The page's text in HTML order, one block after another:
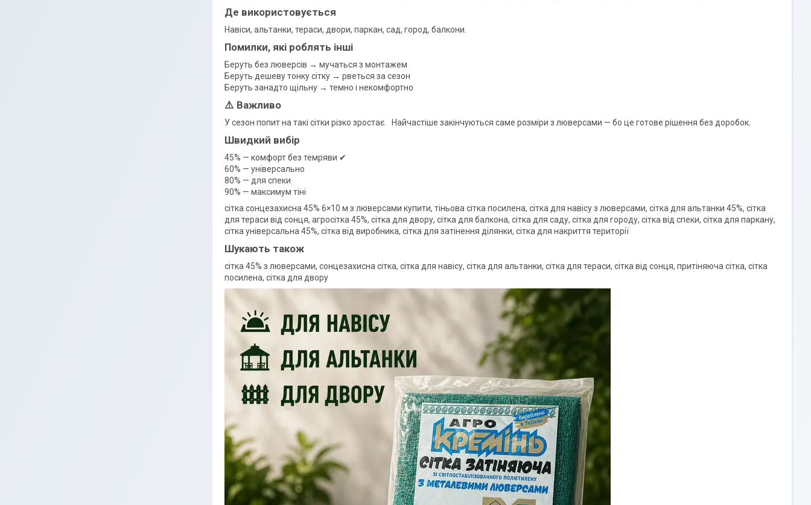
Де використовується
Навіси, альтанки, тераси, двори, паркан, сад, город, балкони.
Помилки, які роблять інші
Беруть без люверсів → мучаться з монтажем
Беруть дешеву тонку сітку → рветься за сезон
Беруть занадто щільну → темно і некомфортно
⚠️ Важливо
У сезон попит на такі сітки різко зростає. Найчастіше закінчуються саме розміри з люверсами — бо це готове рішення без доробок.
Швидкий вибір
45% — комфорт без темряви ✔
60% — універсально
80% — для спеки
90% — максимум тіні
сітка сонцезахисна 45% 6×10 м з люверсами купити, тіньова сітка посилена, сітка для навісу з люверсами, сітка для альтанки 45%, сітка
для тераси від сонця, агросітка 45%, сітка для двору, сітка для балкона, сітка для саду, сітка для городу, сітка від спеки, сітка для паркану,
сітка універсальна 45%, сітка від виробника, сітка для затінення ділянки, сітка для накриття території
Шукають також
сітка 45% з люверсами, сонцезахисна сітка, сітка для навісу, сітка для альтанки, сітка для тераси, сітка від сонця, притіняюча сітка, сітка
посилена, сітка для двору